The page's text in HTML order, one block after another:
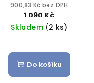
900,83 Kč bez DPH
1 090 Kč
Skladem (2 ks)
Do košíku